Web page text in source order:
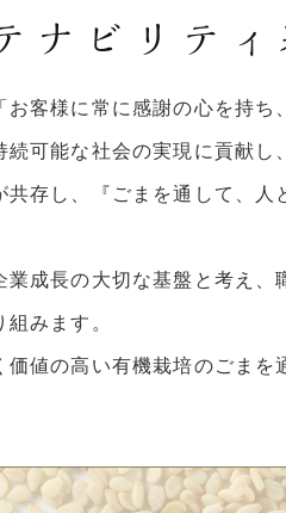
ナビリティ
客様に常に感謝の心を持ち
可能な社会の実現に貢献し
存し、『ごまを通して、
業成⻑の大切な基盤と考え
みます。
値の高い有機栽培のごまを